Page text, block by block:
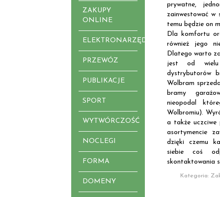
ZAKUPY
ONLINE
ELEKTRONARZĘDZIA
PRZEWÓZ
PUBLIKACJE
SPORT
WYTWÓRCZOŚĆ
NOCLEGI
FORMA
DOMENY
prywatne,
zainwestować w
temu będzie on
Dla komfortu
również jego
Dlatego warto
jest od
dystrybutorów
Wolbram
bramy
nieopodal
Wolbromiu).
a także uczciwe
asortymencie
dzięki czemu
siebie coś
skontaktowania
Kategoria: